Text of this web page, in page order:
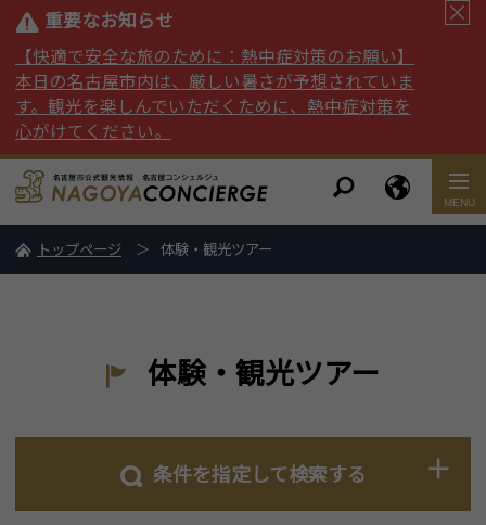
重要なお知らせ
【快適で安全な旅のために：熱中症対策のお願い】
本日の名古屋市内は、厳しい暑さが予想されていま
す。観光を楽しんでいただくために、熱中症対策を
心がけてください。
トップページ 体験・観光ツアー
体験・観光ツアー
条件を指定して検索する